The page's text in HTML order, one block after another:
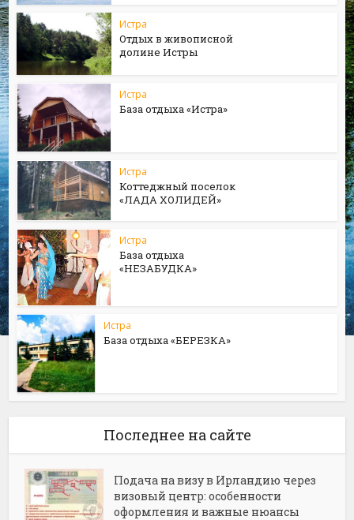
Истра
Отдых в живописной
долине Истры
Истра
База отдыха «Истра»
Истра
Коттеджный поселок
«ЛАДА ХОЛИДЕЙ»
Истра
База отдыха
«НЕЗАБУДКА»
Истра
База отдыха «БЕРЕЗКА»
Последнее на сайте
Подача на визу в Ирландию через
визовый центр: особенности
оформления и важные нюансы